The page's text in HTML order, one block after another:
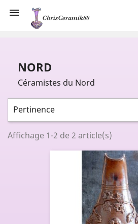

NORD
Céramistes du Nord
Pertinence
Affichage 1-2 de 2 article(s)